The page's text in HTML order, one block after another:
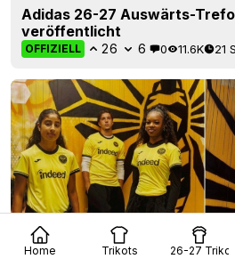
Home Trikots 26-27 Trikots
Adidas 26-27 Auswärts-
veröffentlicht
OFFIZIELL 26 6 0 11.6K 21